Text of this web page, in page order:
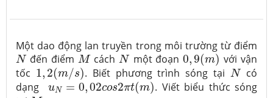
Một dao động lan truyền trong môi trường từ điểm
N
N đến điểmM
McáchN
N một đoạn0, 9(m)
0,9(m) với vận
tốc 1, 2(m/s)
1,2(m/s) . Biết phương trình sóng tại N
N
có
dạng
uN = 0,02cos2πt(m)
uN=0,02cos2πt(m) . Viết biểu thức sóng